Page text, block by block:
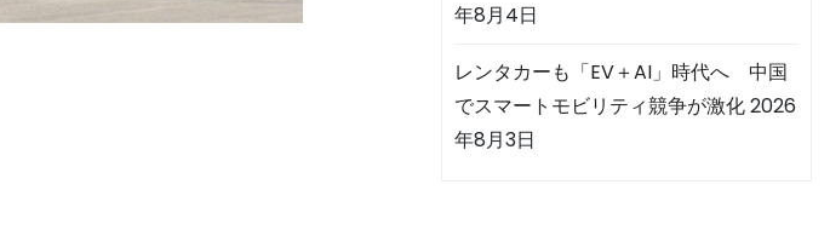
年8月4日
レンタカーも「EV＋AI」時代へ 中国
でスマートモビリティ競争が激化2026
年8月3日